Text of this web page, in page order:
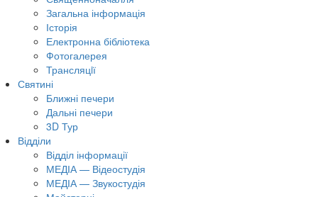
Загальна інформація
Історія
Електронна бібліотека
Фотогалерея
Трансляцiї
Святині
Ближні печери
Дальні печери
3D Тур
Відділи
Відділ інформації
МЕДІА — Відеостудія
МЕДІА — Звукостудія